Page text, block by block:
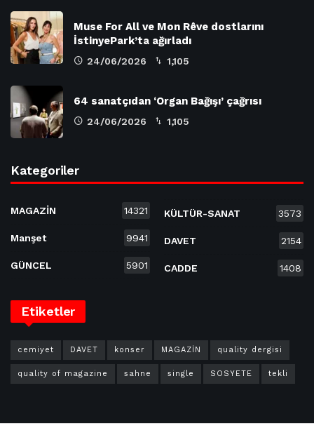
Muse For All ve Mon Rêve dostlarını
İstinyePark’ta ağırladı
24/06/2026 1,105
64 sanatçıdan ‘Organ Bağışı’ çağrısı
24/06/2026 1,105
Kategoriler
MAGAZİN 14321
Manşet 9941
GÜNCEL 5901
KÜLTÜR-SANAT 3573
DAVET 2154
CADDE 1408
Etiketler
cemiyet DAVET konser MAGAZİN quality dergisi
quality of magazine sahne single SOSYETE tekli